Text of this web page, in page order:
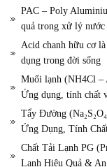
PAC – Poly
quả trong xử lý nước
Acid chanh hữu cơ
dụng trong đời sống
Muối lạnh (NH4Cl –
Ứng dụng, tính chất
Tẩy Đường
Ứng Dụng, Tính
Chất Tải Lạnh PG
Lạnh Hiệu Quả &